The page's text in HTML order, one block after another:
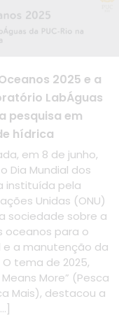
2025 e a
LabÁguas
pesquisa em
hídrica
em 8 de junho,
Dia Mundial dos
instituída pela
Unidas (ONU)
sociedade sobre a
oceanos para o
a manutenção da
tema de 2025,
More” (Pesca
Mais), destacou a